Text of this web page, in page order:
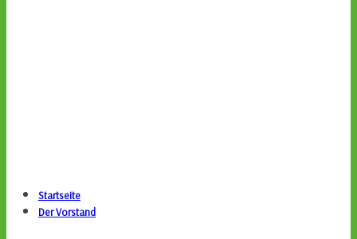
Startseite
Der Vorstand